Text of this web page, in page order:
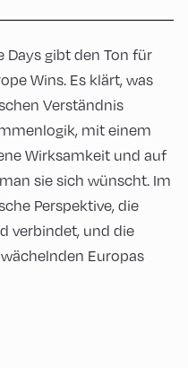
Days gibt den Ton für
Wins. Es klärt, was
Verständnis
mit einem
Wirksamkeit und auf
sie sich wünscht. Im
Perspektive, die
verbindet, und die
Europas